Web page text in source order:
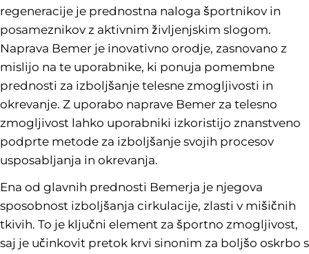
regeneracije je prednostna naloga športnikov in
posameznikov z aktivnim življenjskim slogom.
Naprava Bemer je inovativno orodje, zasnovano z
mislijo na te uporabnike, ki ponuja pomembne
prednosti za izboljšanje telesne zmogljivosti in
okrevanje. Z uporabo naprave Bemer za telesno
zmogljivost lahko uporabniki izkoristijo znanstveno
podprte metode za izboljšanje svojih procesov
usposabljanja in okrevanja.
Ena od glavnih prednosti Bemerja je njegova
sposobnost izboljšanja cirkulacije, zlasti v mišičnih
tkivih. To je ključni element za športno zmogljivost,
saj je učinkovit pretok krvi sinonim za boljšo oskrbo s